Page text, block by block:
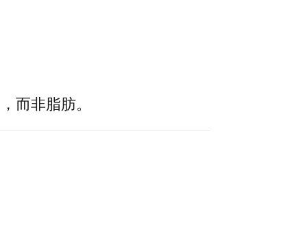
而非脂肪。